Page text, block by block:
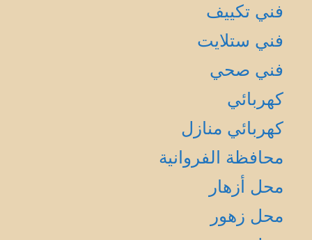
فني تكييف
فني ستلايت
فني صحي
كهربائي
كهربائي منازل
محافظة الفروانية
محل أزهار
محل زهور